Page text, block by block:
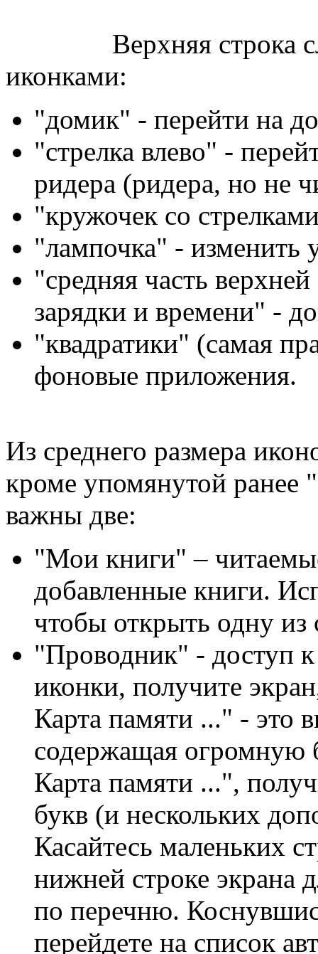
Верхняя строка
иконками:
"домик" - перейти на
"стрелка влево" -
ридера (ридера, но не
"кружочек со
"лампочка" - изменить
"средняя часть
зарядки и времени" -
"квадратики" (самая
фоновые приложения.
Из среднего размера
кроме упомянутой ранее
важны две:
"Мои книги" –
добавленные книги.
чтобы открыть одну из
"Проводник" - доступ
иконки, получите
Карта памяти ..." - это
содержащая огромную
Карта памяти ...",
букв (и нескольких
Касайтесь маленьких
нижней строке экрана
по перечню.
перейдете на список